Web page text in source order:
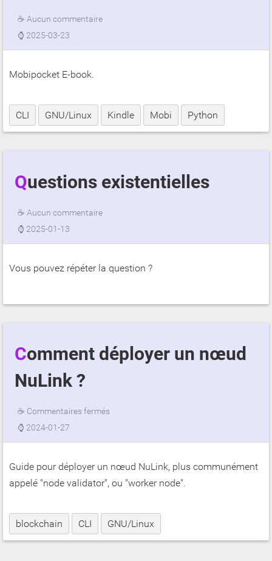
☕ Aucun commentaire
⌚ 2025-03-23
Mobipocket E-book.
CLI GNU/Linux Kindle Mobi Python
Questions existentielles
☕ Aucun commentaire
⌚ 2025-01-13
Vous pouvez répéter la question ?
Comment déployer un nœud
NuLink ?
☕ Commentaires fermés
⌚ 2024-01-27
Guide pour déployer un nœud NuLink, plus communément
appelé "node validator", ou "worker node".
blockchain CLI GNU/Linux